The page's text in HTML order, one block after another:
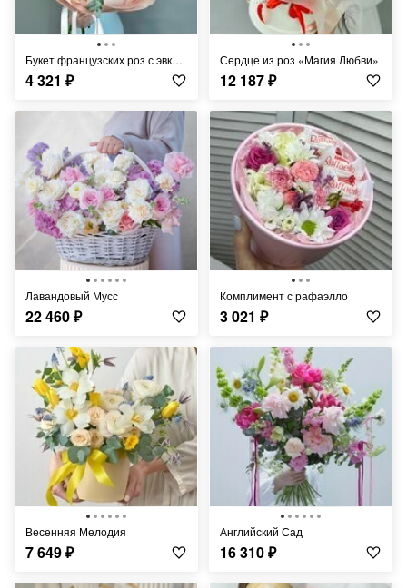
Букет французских роз с эвкалиптом, 5шт.
4 321 ₽
Сердце из роз «Магия Любви»
12 187₽
Лавандовый Мусс
22 460₽
Комплимент с рафаэлло
3 021 ₽
Весенняя Мелодия
7 649₽
Английский Сад
16 310₽